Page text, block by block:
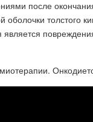
после
толстого